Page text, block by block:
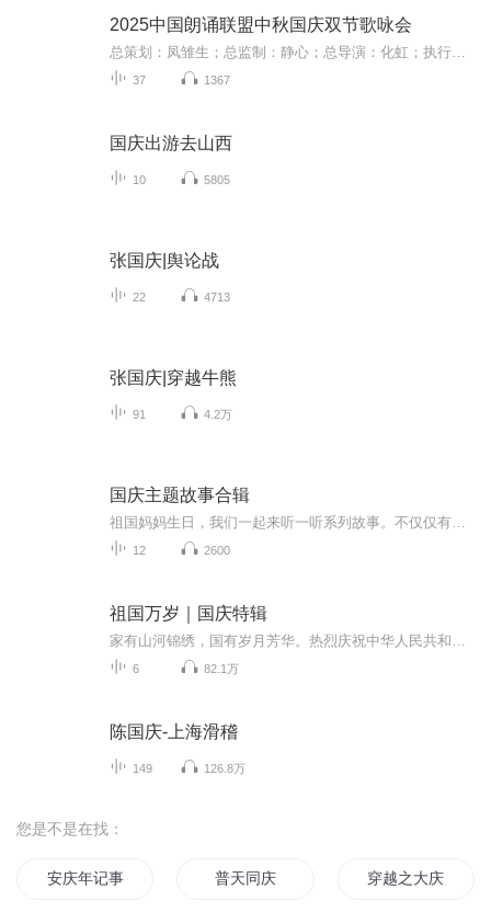
2025中国朗诵联盟中秋国庆双节歌咏会
37 1367
国庆出游去山西
10 5805
张国庆|舆论战
22 4713
张国庆|穿越牛熊
91 4.2万
国庆主题故事合辑
12 2600
祖国万岁｜国庆特辑
6 82.1万
陈国庆-上海滑稽
149 126.8万
您是不是在找：
安庆年记事 普天同庆 穿越之大庆帝国